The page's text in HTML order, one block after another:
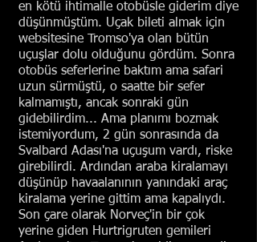
en kötü ihtimalle otobüsle giderim diye
düşünmüştüm. Uçak bileti almak için
websitesine Tromso'ya olan bütün
uçuşlar dolu olduğunu gördüm. Sonra
otobüs seferlerine baktım ama safari
uzun sürmüştü, o saatte bir sefer
kalmamıştı, ancak sonraki gün
gidebilirdim... Ama planımı bozmak
istemiyordum, 2 gün sonrasında da
Svalbard Adası'na uçuşum vardı, riske
girebilirdi. Ardından araba kiralamayı
düşünüp havaalanının yanındaki araç
kiralama yerine gittim ama kapalıydı.
Son çare olarak Norveç'in bir çok
yerine giden Hurtrigruten gemileri